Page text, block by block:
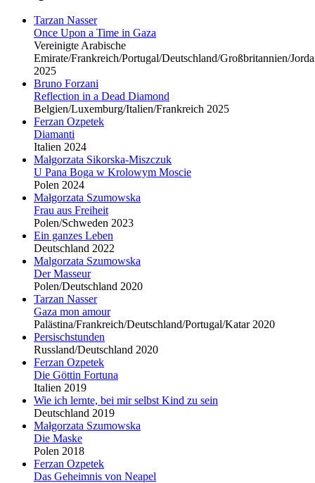
Tarzan Nasser
Once Upon a Time in Gaza
Vereinigte Arabische
Emirate/Frankreich/Portugal/Deutschland/Großbritannien/
2025
Bruno Forzani
Reflection in a Dead Diamond
Belgien/Luxemburg/Italien/Frankreich 2025
Ferzan Ozpetek
Diamanti
Italien 2024
Małgorzata Sikorska-Miszczuk
U Pana Boga w Krolowym Moscie
Polen 2024
Małgorzata Szumowska
Frau aus Freiheit
Polen/Schweden 2023
Ein ganzes Leben
Deutschland 2022
Malgorzata Szumowska
Der Masseur
Polen/Deutschland 2020
Tarzan Nasser
Gaza mon amour
Palästina/Frankreich/Deutschland/Portugal/Katar 2020
Persischstunden
Russland/Deutschland 2020
Ferzan Ozpetek
Die Göttin Fortuna
Italien 2019
Wie ich lernte, bei mir selbst Kind zu sein
Deutschland 2019
Małgorzata Szumowska
Die Maske
Polen 2018
Ferzan Ozpetek
Das Geheimnis von Neapel